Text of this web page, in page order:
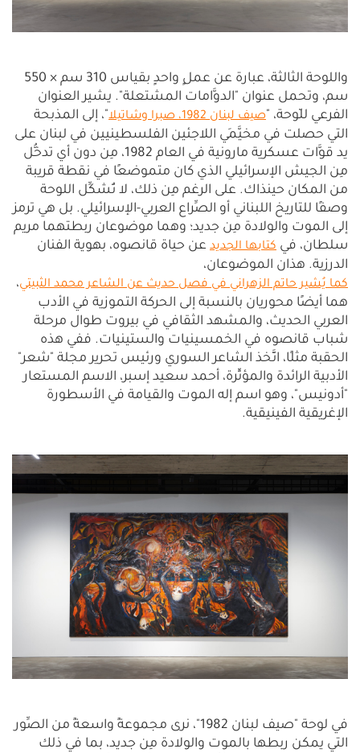
واللوحة الثالثة، عبارة عن عملٍ واحدٍ بقياس 310 سم × 550
سم، وتحمل عنوان "الدوَّامات المشتعلة". يشير العنوان
الفرعي للّوحة، "صيف لبنان 1982، صبرا وشاتيلا
"، إلى المذبحة
التي حصلت في مخيَّمَي اللاجئين الفلسطينيين في لبنان على
يد قوَّات عسكرية مارونية في العام 1982، مِن دون أي تدخُّل
مِن الجيش الإسرائيلي الذي كان متموضعًا في نقطة قريبة
من المكان حينذاك. على الرغم مِن ذلك، لا تُشكِّل اللوحة
وصفًا للتاريخ اللبناني أو الصِّراع العربي-الإسرائيلي. بل هي ترمز
إلى الموت والولادة مِن جديد؛ وهما موضوعان ربطتهما مريم
سلطان، في كتابها الجديد عن حياة قانصوه، بهوية الفنان
الدرزية. هذان الموضوعان،
كما يُشير حاتم الزهراني في فصل حديث عن الشاعر محمد الثبيتي،
هما أيضًا محوريان بالنسبة إلى الحركة التموزية في الأدب
العربي الحديث، والمشهد الثقافي في بيروت طوال مرحلة
شباب قانصوه في الخمسينيات والستينيات. ففي هذه
الحقبة مثلًا، اتَّخذ الشاعر السوري ورئيس تحرير مجلة "شعر"
الأدبية الرائدة والمؤثِّرة، أحمد سعيد إسبر، الاسم المستعار
"أدونيس"، وهو اسم إله الموت والقيامة في الأسطورة
الإغريقية الفينيقية.
في لوحة "صيف لبنان 1982"، نرى مجموعةً واسعةً من الصِّور
التي يمكن ربطها بالموت والولادة مِن جديد، بما في ذلك